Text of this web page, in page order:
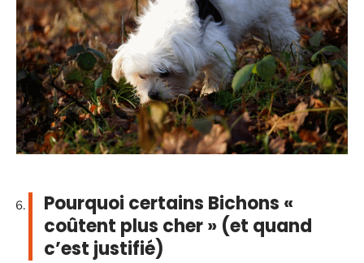
Pourquoi certains Bichons «
coûtent plus cher » (et quand
c’est justifié)